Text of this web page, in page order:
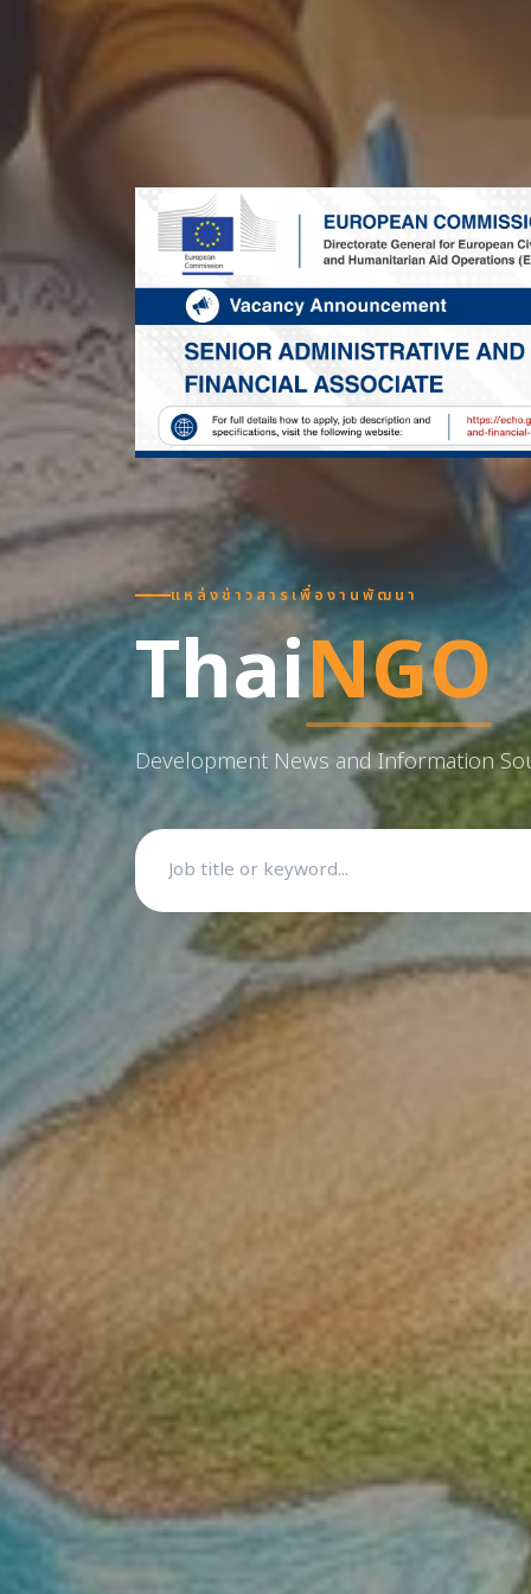
แหล่งข่าวสารเพื่องานพัฒนา
ThaiNGO
Development News and Information